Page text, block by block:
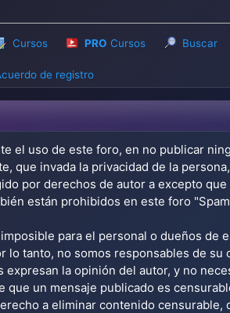
Cursos PRO Cursos Buscar
de registro
el uso de este foro, en no publicar
que invada la privacidad de la
por derechos de autor a excepto
están prohibidos en este foro
para el personal o dueños
lo tanto, no somos responsables de
expresan la opinión del autor, y no
que un mensaje publicado es
a eliminar contenido